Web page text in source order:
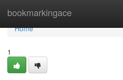
bookmarkingace
Home
Home
1